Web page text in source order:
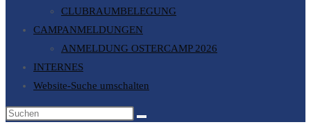
CLUBRAUMBELEGUNG
CAMPANMELDUNGEN
ANMELDUNG OSTERCAMP 2026
INTERNES
Website-Suche umschalten